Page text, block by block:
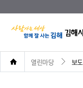
열린마당 보